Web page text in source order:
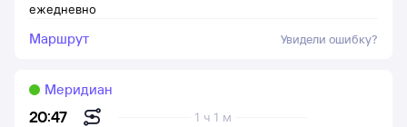
ежедневно
Маршрут Увидели ошибку?
20:47
1 ч 1 м
Меридиан